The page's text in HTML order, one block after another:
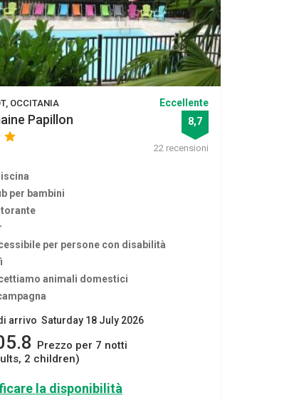
OCCITANIA
Papillon
starstar
Eccellente
8,7
22 recensioni
per bambini
per persone con disabilità
animali domestici
arrivo Saturday 18 July 2026
Prezzo per 7 notti
2 children)
la disponibilità